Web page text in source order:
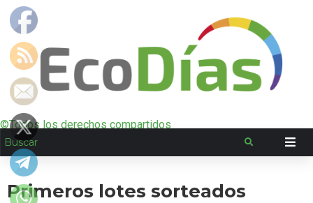
©Todos los derechos compartidos
Primeros lotes sorteados